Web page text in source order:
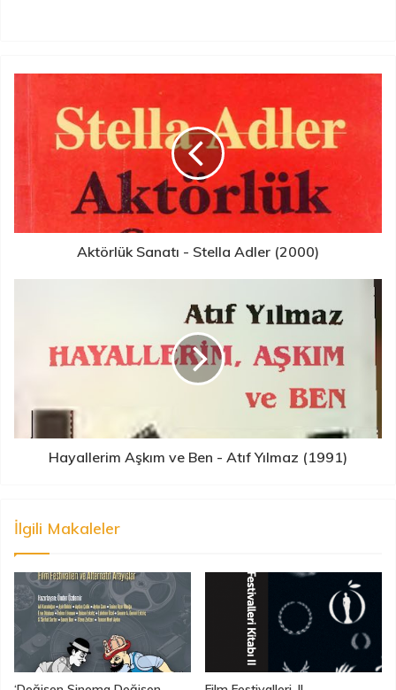
Aktörlük Sanatı - Stella Adler (2000)
Hayallerim Aşkım ve Ben - Atıf Yılmaz (1991)
İlgili Makaleler